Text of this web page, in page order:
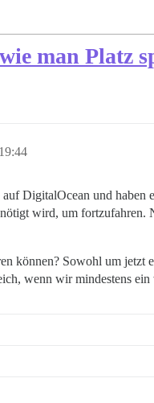
man Platz
DigitalOcean und
wird, um
können? Sowohl um
wenn wir mindestens